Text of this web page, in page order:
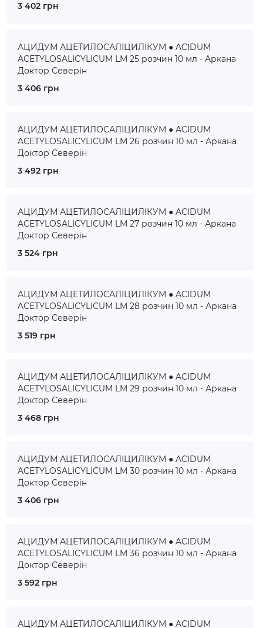
3 402 грн
АЦИДУМ АЦЕТИЛОСАЛІЦИЛІКУМ ● ACIDUM
ACETYLOSALICYLICUM LM 25 розчин 10 мл - Аркана
Доктор Северін
3 406 грн
АЦИДУМ АЦЕТИЛОСАЛІЦИЛІКУМ ● ACIDUM
ACETYLOSALICYLICUM LM 26 розчин 10 мл - Аркана
Доктор Северін
3 492 грн
АЦИДУМ АЦЕТИЛОСАЛІЦИЛІКУМ ● ACIDUM
ACETYLOSALICYLICUM LM 27 розчин 10 мл - Аркана
Доктор Северін
3 524 грн
АЦИДУМ АЦЕТИЛОСАЛІЦИЛІКУМ ● ACIDUM
ACETYLOSALICYLICUM LM 28 розчин 10 мл - Аркана
Доктор Северін
3 519 грн
АЦИДУМ АЦЕТИЛОСАЛІЦИЛІКУМ ● ACIDUM
ACETYLOSALICYLICUM LM 29 розчин 10 мл - Аркана
Доктор Северін
3 468 грн
АЦИДУМ АЦЕТИЛОСАЛІЦИЛІКУМ ● ACIDUM
ACETYLOSALICYLICUM LM 30 розчин 10 мл - Аркана
Доктор Северін
3 406 грн
АЦИДУМ АЦЕТИЛОСАЛІЦИЛІКУМ ● ACIDUM
ACETYLOSALICYLICUM LM 36 розчин 10 мл - Аркана
Доктор Северін
3 592 грн
АЦИДУМ АЦЕТИЛОСАЛІЦИЛІКУМ ● ACIDUM